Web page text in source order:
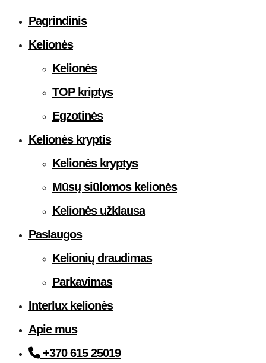
Pagrindinis
Kelionės
Kelionės
TOP kriptys
Egzotinės
Kelionės kryptis
Kelionės kryptys
Mūsų siūlomos kelionės
Kelionės užklausa
Paslaugos
Kelionių draudimas
Parkavimas
Interlux kelionės
Apie mus
+370 615 25019